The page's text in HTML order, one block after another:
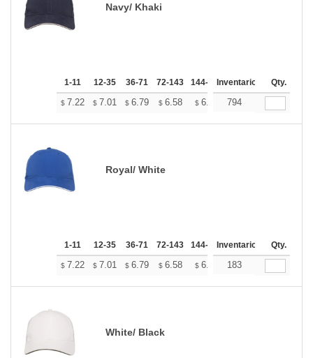
Navy/ Khaki
1-11 12-35 36-71 72-143 144-287 288 + Mas
Inventario Qty.
$ 7.22 $ 7.01 $ 6.79 $ 6.58 $ 6.37 $6.26
794
Royal/ White
1-11 12-35 36-71 72-143 144-287 288 + Mas
Inventario Qty.
$ 7.22 $ 7.01 $ 6.79 $ 6.58 $ 6.37 $6.26
183
White/ Black